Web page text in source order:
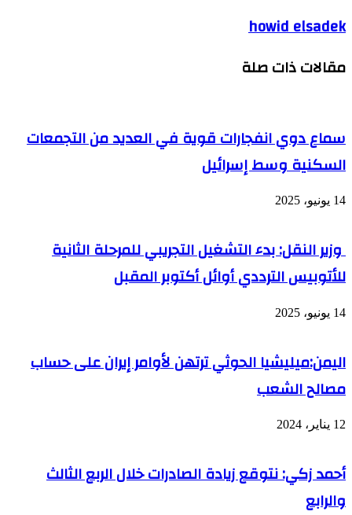
howid elsadek
مقالات ذات صلة
سماع دوي انفجارات قوية في العديد من التجمعات
السكنية وسط إسرائيل
14 يونيو، 2025
وزير النقل: بدء التشغيل التجريبي للمرحلة الثانية
للأتوبيس الترددي أوائل أكتوبر المقبل
14 يونيو، 2025
اليمن:ميليشيا الحوثي ترتهن لأوامر إيران على حساب
مصالح الشعب
12 يناير، 2024
أحمد زكي: نتوقع زيادة الصادرات خلال الربع الثالث
والرابع